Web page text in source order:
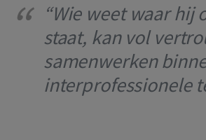
“Wie weet waar hij
staat, kan vol
samenwerken
interprofessionele